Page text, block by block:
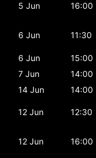
5 Jun 16:00
6 Jun 11:30
6 Jun
15:00
7 Jun
14:00
14 Jun
14:00
12 Jun 12:30
12 Jun 16:00